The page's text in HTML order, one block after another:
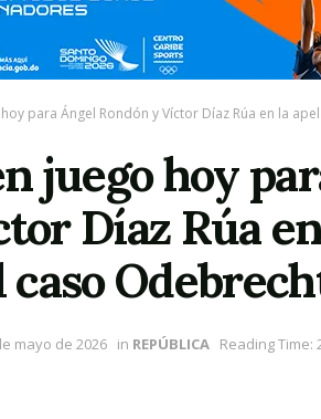
para Ángel Rondón y Víctor Díaz Rúa en la
juego hoy
Díaz Rúa
mayo de 2026 in REPÚBLICA Reading Time: